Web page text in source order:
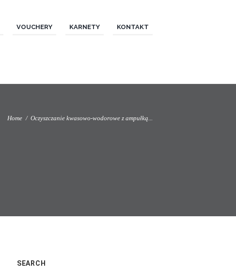
VOUCHERY KARNETY KONTAKT
Home Oczyszczanie kwasowo-wodorowe z ampułką...
SEARCH